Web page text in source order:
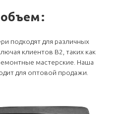
:
подходят для различных
клиентов B2, таких как
мастерские. Наша
для оптовой продажи.